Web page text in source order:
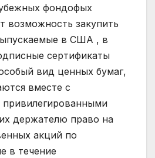
фондофых
возможность закупить
в США , в
сертификаты
вид ценных бумаг,
вместе с
привилегированными
держателю право на
акций по
в течение